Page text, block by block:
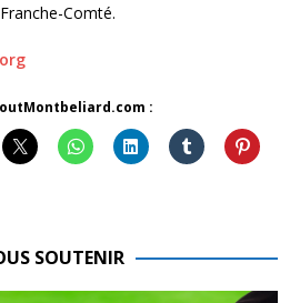
Comté.
:
SOUTENIR